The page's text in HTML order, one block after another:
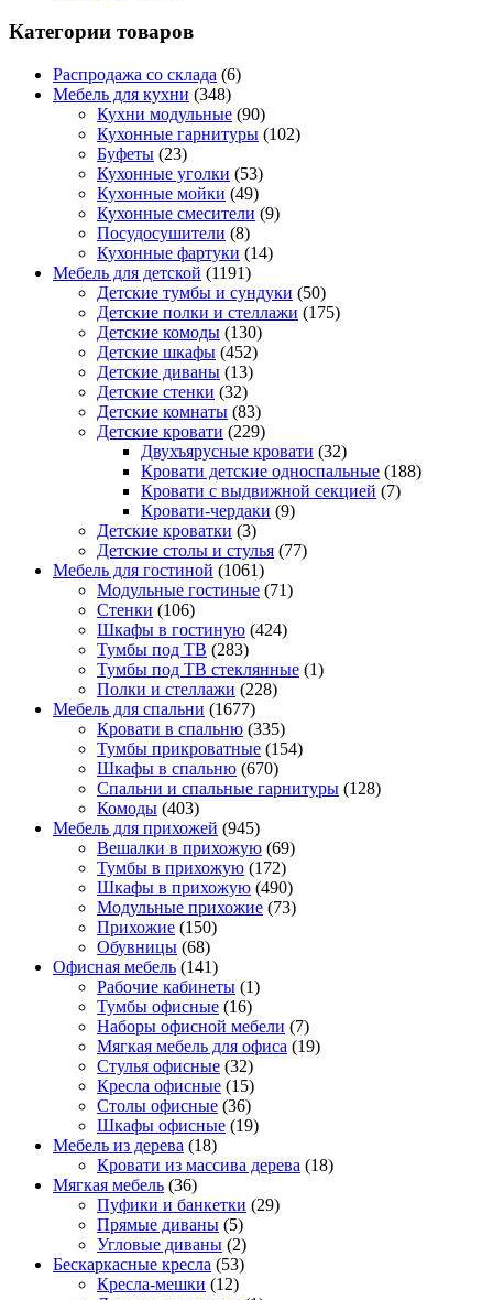
Категории товаров
Распродажа со склада (6)
Мебель для кухни (348)
Кухни модульные (90)
Кухонные гарнитуры (102)
Буфеты (23)
Кухонные уголки (53)
Кухонные мойки (49)
Кухонные смесители (9)
Посудосушители (8)
Кухонные фартуки (14)
Мебель для детской (1191)
Детские тумбы и сундуки (50)
Детские полки и стеллажи (175)
Детские комоды (130)
Детские шкафы (452)
Детские диваны (13)
Детские стенки (32)
Детские комнаты (83)
Детские кровати (229)
Двухъярусные кровати (32)
Кровати детские односпальные (188)
Кровати с выдвижной секцией (7)
Кровати-чердаки (9)
Детские кроватки (3)
Детские столы и стулья (77)
Мебель для гостиной (1061)
Модульные гостиные (71)
Стенки (106)
Шкафы в гостиную (424)
Тумбы под ТВ (283)
Тумбы под ТВ стеклянные (1)
Полки и стеллажи (228)
Мебель для спальни (1677)
Кровати в спальню (335)
Тумбы прикроватные (154)
Шкафы в спальню (670)
Спальни и спальные гарнитуры (128)
Комоды (403)
Мебель для прихожей (945)
Вешалки в прихожую (69)
Тумбы в прихожую (172)
Шкафы в прихожую (490)
Модульные прихожие (73)
Прихожие (150)
Обувницы (68)
Офисная мебель (141)
Рабочие кабинеты (1)
Тумбы офисные (16)
Наборы офисной мебели (7)
Мягкая мебель для офиса (19)
Стулья офисные (32)
Кресла офисные (15)
Столы офисные (36)
Шкафы офисные (19)
Мебель из дерева (18)
Кровати из массива дерева (18)
Мягкая мебель (36)
Пуфики и банкетки (29)
Прямые диваны (5)
Угловые диваны (2)
Бескаркасные кресла (53)
Кресла-мешки (12)